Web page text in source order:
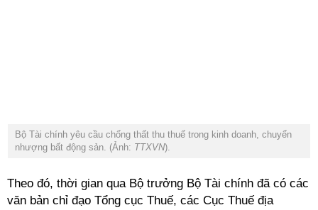
Bộ Tài chính yêu cầu chống thất thu thuế trong kinh doanh, chuyển
nhượng bất động sản. (Ảnh: TTXVN).
Theo đó, thời gian qua Bộ trưởng Bộ Tài chính đã có các
văn bản chỉ đạo Tổng cục Thuế, các Cục Thuế địa